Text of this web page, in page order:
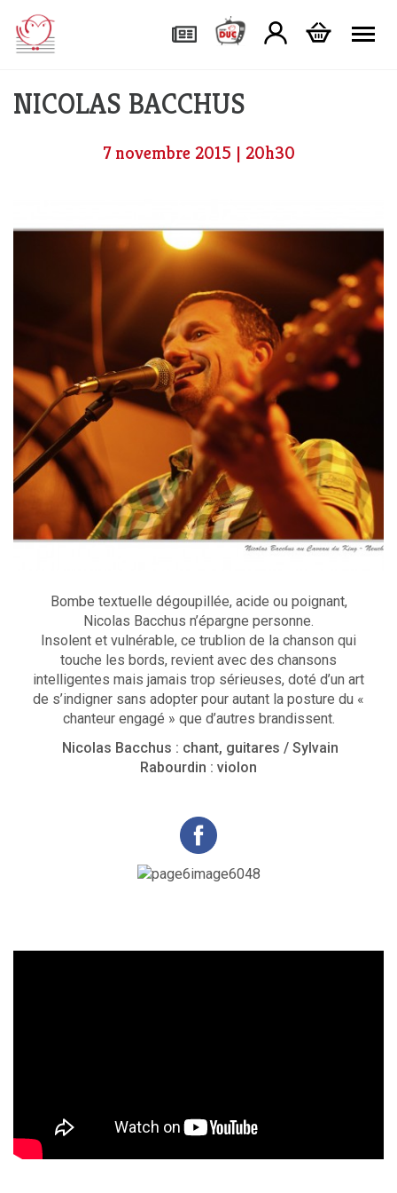
NICOLAS BACCHUS
7 novembre 2015 | 20h30
Bombe textuelle dégoupillée, acide ou poignant,
Nicolas Bacchus n’épargne personne.
Insolent et vulnérable, ce trublion de la chanson qui
touche les bords, revient avec des chansons
intelligentes mais jamais trop sérieuses, doté d’un art
de s’indigner sans adopter pour autant la posture du «
chanteur engagé » que d’autres brandissent.
Nicolas Bacchus : chant, guitares / Sylvain
Rabourdin : violon